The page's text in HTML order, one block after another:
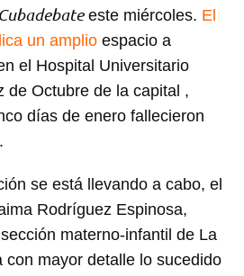
Cubadebateeste miércoles. El
un amplio espacio a
el Hospital Universitario
de Octubre de la capital ,
días de enero fallecieron
se está llevando a cabo, el
Rodríguez Espinosa,
materno-infantil de La
con mayor detalle lo sucedido